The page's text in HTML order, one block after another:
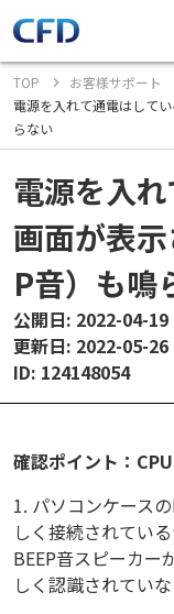
TOP
お客様サポート
電源を入れて通電はして
らない
電源を入れ
画面が表
P音）も鳴
公開日: 2022-04-
更新日: 2022-05-26
ID: 124148054
確認ポイント：
1. パソコンケース
しく接続されてい
BEEP音スピーカー
しく認識されてい